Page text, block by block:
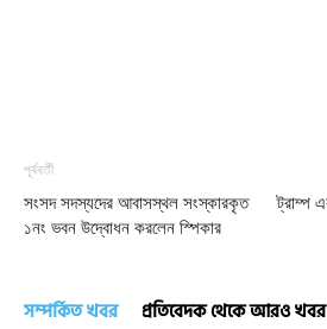
পূর্ববর্তী
সংসদ সদস্যদের আবাসস্থল সংস্কারকৃত
১নং ভবন উদ্বোধন করলেন স্পিকার
ট্রাম্প
সম্পর্কিত খবর প্রতিবেদক থেকে আরও খবর